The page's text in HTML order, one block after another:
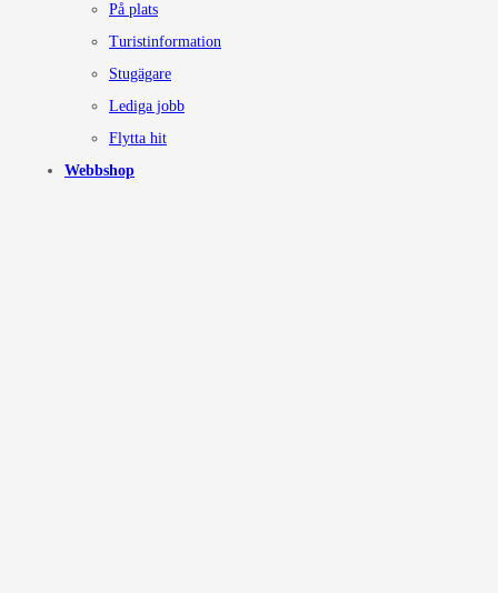
På plats
Turistinformation
Stugägare
Lediga jobb
Flytta hit
Webbshop